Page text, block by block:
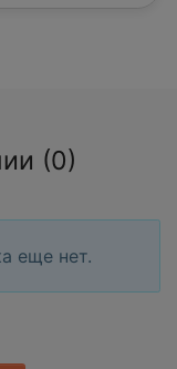
(0)
еще нет.